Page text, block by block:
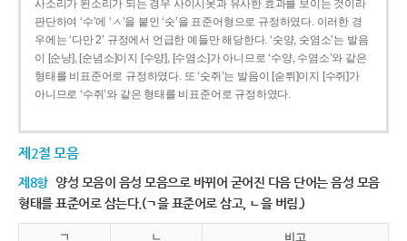
사소리가 된소리가 되는 경우 사이시옷과 유사한 효과를 보이는 것이라
판단하여 ‘수’에 ‘ㅅ’을 붙인 ‘숫’을 표준어형으로 규정하였다. 이러한 경
우에는 ‘다만 2’ 규정에서 언급한 예들만 해당한다. ‘숫양, 숫염소’는 발음
이 [순냥], [순념소]이지 [수양], [수염소]가 아니므로 ‘수양, 수염소’와 같은
형태를 비표준어로 규정하였다. 또 ‘숫쥐’는 발음이 [숟쮜]이지 [수쥐]가
아니므로 ‘수쥐’와 같은 형태를 비표준어로 규정하였다.
제2절 모음
제8항 양성 모음이 음성 모음으로 바뀌어 굳어진 다음 단어는 음성 모음
형태를 표준어로 삼는다.(ㄱ을 표준어로 삼고, ㄴ을 버림.)
ㄱ ㄴ 비고